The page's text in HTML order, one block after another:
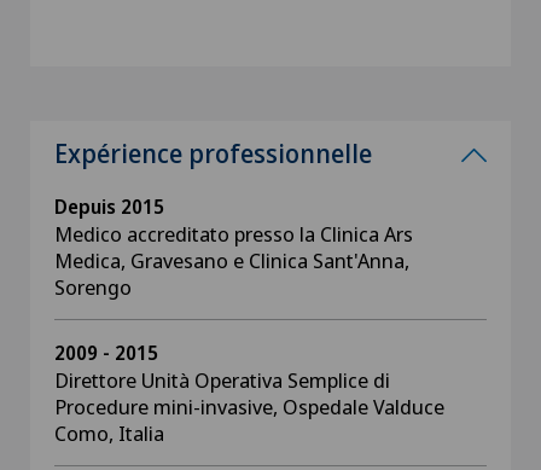
Expérience professionnelle
Depuis 2015
Medico accreditato presso la Clinica Ars
Medica, Gravesano e Clinica Sant'Anna,
Sorengo
2009 - 2015
Direttore Unità Operativa Semplice di
Procedure mini-invasive, Ospedale Valduce
Como, Italia